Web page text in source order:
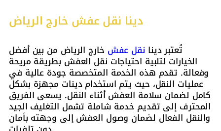
دينا نقل عفش خارج الرياض
تُعتبر دينا نقل عفش خارج الرياض من بين أفضل
الخيارات لتلبية احتياجات نقل العفش بطريقة مريحة
وفعالة. تقدم هذه الخدمة المتخصصة جودة عالية في
عمليات النقل، حيث يتم استخدام دينات مجهزة بشكل
كامل لضمان سلامة العفش أثناء النقل. يسعى الفريق
المحترف إلى تقديم خدمة شاملة تشمل التغليف الجيد
والنقل الفعال لضمان وصول العفش إلى وجهته بأمان